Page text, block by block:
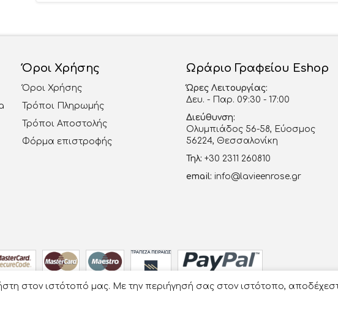
Όροι Χρήσης
Όροι Χρήσης
Τρόποι Πληρωμής
Τρόποι Αποστολής
Φόρμα επιστροφής
Ωράριο Γραφείου Eshop
Ώρες Λειτουργίας:
Δευ. - Παρ. 09:30 - 17:00
Διεύθυνση:
Ολυμπιάδος 56-58, Εύοσμος
56224, Θεσσαλονίκη
Τηλ: +30 2311 260810
email: info@lavieenrose.gr
στον ιστότοπό μας. Με την περιήγησή σας στον ιστότοπο,